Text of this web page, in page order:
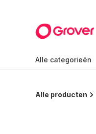
Alle categorieën
Alle producten